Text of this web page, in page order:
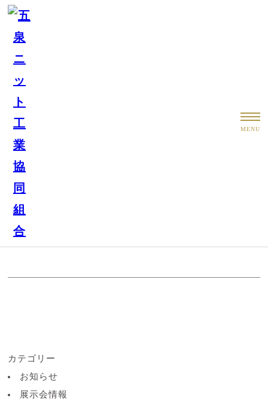
MENU
ました。
カテゴリー
お知らせ
展示会情報